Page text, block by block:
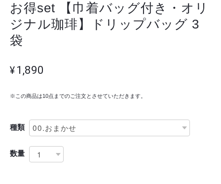
お得set 【巾着バッグ付き・オリ
ジナル珈琲】ドリップバッグ 3
袋
¥1,890
※この商品は10点までのご注文とさせていただきます。
種類
数量